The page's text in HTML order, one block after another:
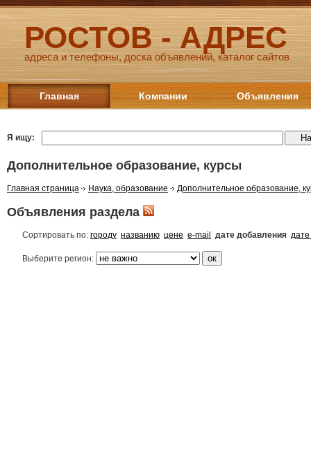
РОСТОВ - АДРЕС
адреса и телефоны, доска объявлений, каталог сайтов
Главная Компании Объявления
Я ищу:
Дополнительное образование, курсы
Главная страница Наука, образование Дополнительное образование,
Объявления раздела
Сортировать по: городу названию цене e-mail дате добавления
Выберите регион: